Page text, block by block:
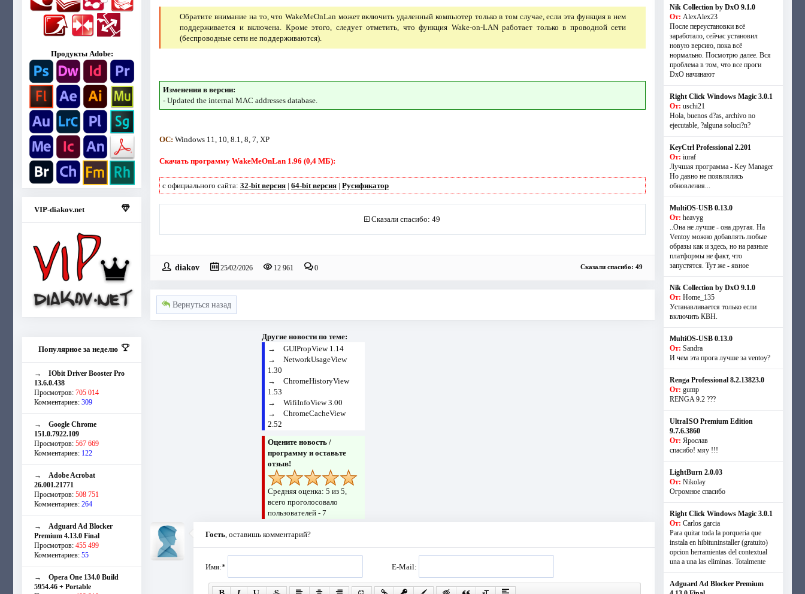
Продукты Adobe:
VIP-diakov.net
Популярное за неделю
→ IObit Driver Booster Pro
13.6.0.438
Просмотров: 705 014
Комментариев: 309
→ Google Chrome
151.0.7922.109
Просмотров: 567 669
Комментариев: 122
→ Adobe Acrobat
26.001.21771
Просмотров: 508 751
Комментариев: 264
→ Adguard Ad Blocker
Premium 4.13.0 Final
Просмотров: 455 499
Комментариев: 55
→ Opera One 134.0 Build
5954.46 + Portable
Обратите внимание на то, что WakeMeOnLan может включить удаленный компьютер только в том случае, если эта функция в нем
поддерживается и включена. Кроме этого, следует отметить, что функция Wake-on-LAN работает только в проводной сети
(беспроводные сети не поддерживаются).
Изменения в версии:
- Updated the internal MAC addresses database.
ОС: Windows 11, 10, 8.1, 8, 7, XP
Скачать программу WakeMeOnLan 1.96 (0,4 МБ):
с официального сайта: 32-bit версия| 64-bit версия| Русификатор
Сказали спасибо: 49
diakov 25/02/2026 12 961 0 Сказали спасибо: 49
Вернуться назад
Другие новости по теме:
→ GUIPropView 1.14
→ NetworkUsageView
1.30
→ ChromeHistoryView
1.53
→ WifiInfoView 3.00
→ ChromeCacheView
2.52
Оцените новость /
программу и оставьте
отзыв!
Средняя оценка: 5 из 5,
всего проголосовало
пользователей - 7
Гость, оставишь комментарий?
Имя:* E-Mail:
Nik Collection by DxO 9.1.0
От: AlexAlex23
После переустановки всё
заработало, сейчас установил
новую версию, пока всё
нормально. Посмотрю далее. Вся
проблема в том, что все проги
DxO начинают
Right Click Windows Magic 3.0.1
От: uschi21
Hola, buenos d?as, archivo no
ejecutable, ?alguna soluci?n?
KeyCtrl Professional 2.201
От: iuraf
Лучшая программа - Key Manager
Но давно не появлялись
обновления...
MultiOS-USB 0.13.0
От: heavyg
..Она не лучше - она другая. На
Ventoy можно добавлять любые
образы как и здесь, но на разные
платформы не факт, что
запустятся. Тут же - явное
Nik Collection by DxO 9.1.0
От: Home_135
Устанавливается только если
включить КВН.
MultiOS-USB 0.13.0
От: Sandra
И чем эта прога лучше за ventoy?
Renga Professional 8.2.13823.0
От: gump
RENGA 9.2 ???
UltraISO Premium Edition
9.7.6.3860
От: Ярослав
спасибо! мяу !!!
LightBurn 2.0.03
От: Nikolay
Огромное спасибо
Right Click Windows Magic 3.0.1
От: Carlos garcia
Para quitar toda la porqueria que
instala en hibituninstaller (gratuito)
opcion herramientas del contextual
una a una las eliminas. Totalmente
Adguard Ad Blocker Premium